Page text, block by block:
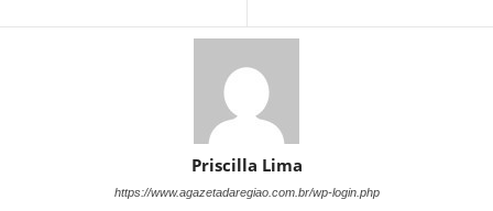
Priscilla Lima
https://www.agazetadaregiao.com.br/wp-login.php